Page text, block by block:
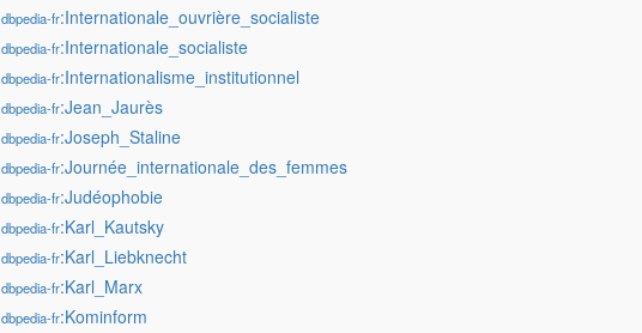
dbpedia-fr:Internationale_ouvrière_socialiste
dbpedia-fr:Internationale_socialiste
dbpedia-fr:Internationalisme_institutionnel
dbpedia-fr:Jean_Jaurès
dbpedia-fr:Joseph_Staline
dbpedia-fr:Journée_internationale_des_femmes
dbpedia-fr:Judéophobie
dbpedia-fr:Karl_Kautsky
dbpedia-fr:Karl_Liebknecht
dbpedia-fr:Karl_Marx
dbpedia-fr:Kominform